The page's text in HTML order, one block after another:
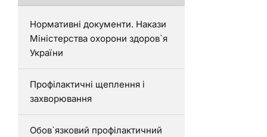
Нормативні документи. Накази
Міністерства охорони здоров`я
України
Профілактичні щеплення і
захворювання
Обов`язковий профілактичний